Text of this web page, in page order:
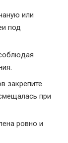
или
под
закрепите
при
ровно и